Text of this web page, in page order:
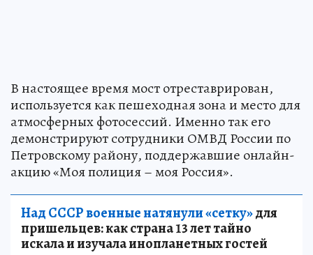
В настоящее время мост отреставрирован,
используется как пешеходная зона и место для
атмосферных фотосессий. Именно так его
демонстрируют сотрудники ОМВД России по
Петровскому району, поддержавшие онлайн-
акцию «Моя полиция – моя Россия».
Над СССР военные натянули «сетку»для
пришельцев: как страна 13 лет тайно
искала и изучала инопланетных гостей